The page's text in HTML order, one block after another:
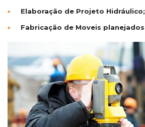
Elaboração de Projeto Hidráulico;
Fabricação de Moveis planejados